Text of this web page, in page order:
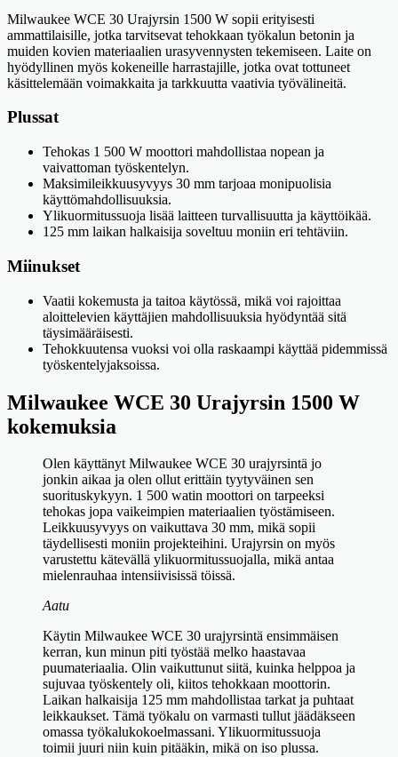
Milwaukee WCE 30 Urajyrsin 1500 W sopii erityisesti
ammattilaisille, jotka tarvitsevat tehokkaan työkalun betonin ja
muiden kovien materiaalien urasyvennysten tekemiseen. Laite on
hyödyllinen myös kokeneille harrastajille, jotka ovat tottuneet
käsittelemään voimakkaita ja tarkkuutta vaativia työvälineitä.
Plussat
Tehokas 1 500 W moottori mahdollistaa nopean ja
vaivattoman työskentelyn.
Maksimileikkuusyvyys 30 mm tarjoaa monipuolisia
käyttömahdollisuuksia.
Ylikuormitussuoja lisää laitteen turvallisuutta ja käyttöikää.
125 mm laikan halkaisija soveltuu moniin eri tehtäviin.
Miinukset
Vaatii kokemusta ja taitoa käytössä, mikä voi rajoittaa
aloittelevien käyttäjien mahdollisuuksia hyödyntää sitä
täysimääräisesti.
Tehokkuutensa vuoksi voi olla raskaampi käyttää pidemmissä
työskentelyjaksoissa.
Milwaukee WCE 30 Urajyrsin 1500 W
kokemuksia
Olen käyttänyt Milwaukee WCE 30 urajyrsintä jo
jonkin aikaa ja olen ollut erittäin tyytyväinen sen
suorituskykyyn. 1 500 watin moottori on tarpeeksi
tehokas jopa vaikeimpien materiaalien työstämiseen.
Leikkuusyvyys on vaikuttava 30 mm, mikä sopii
täydellisesti moniin projekteihini. Urajyrsin on myös
varustettu kätevällä ylikuormitussuojalla, mikä antaa
mielenrauhaa intensiivisissä töissä.
Aatu
Käytin Milwaukee WCE 30 urajyrsintä ensimmäisen
kerran, kun minun piti työstää melko haastavaa
puumateriaalia. Olin vaikuttunut siitä, kuinka helppoa ja
sujuvaa työskentely oli, kiitos tehokkaan moottorin.
Laikan halkaisija 125 mm mahdollistaa tarkat ja puhtaat
leikkaukset. Tämä työkalu on varmasti tullut jäädäkseen
omassa työkalukokoelmassani. Ylikuormitussuoja
toimii juuri niin kuin pitääkin, mikä on iso plussa.